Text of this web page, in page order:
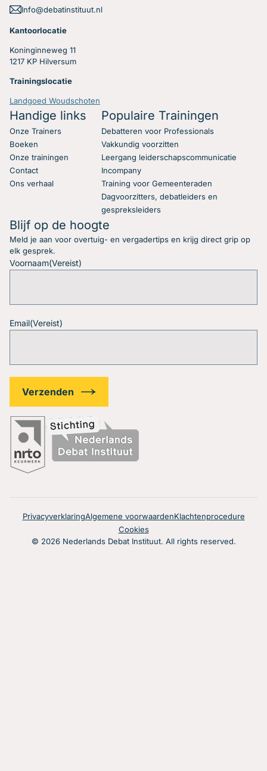
Info@debatinstituut.nl
Kantoorlocatie
Koninginneweg 11
1217 KP Hilversum
Trainingslocatie
Landgoed Woudschoten
Handige links
Onze Trainers
Boeken
Onze trainingen
Contact
Ons verhaal
Populaire Trainingen
Debatteren voor Professionals
Vakkundig voorzitten
Leergang leiderschapscommunicatie
Incompany
Training voor Gemeenteraden
Dagvoorzitters, debatleiders en
gespreksleiders
Blijf op de hoogte
Meld je aan voor overtuig- en vergadertips en krijg direct grip op
elk gesprek.
Voornaam(Vereist)
Email(Vereist)
PrivacyverklaringAlgemene voorwaardenKlachtenprocedure
Cookies
© 2026 Nederlands Debat Instituut. All rights reserved.